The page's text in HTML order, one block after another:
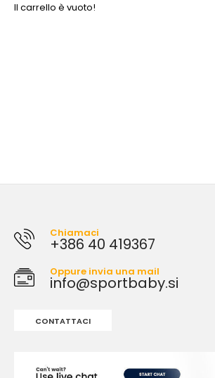
Il carrello è vuoto!
Chiamaci
+386 40 419367
Oppure invia una mail
info@sportbaby.si
CONTATTACI